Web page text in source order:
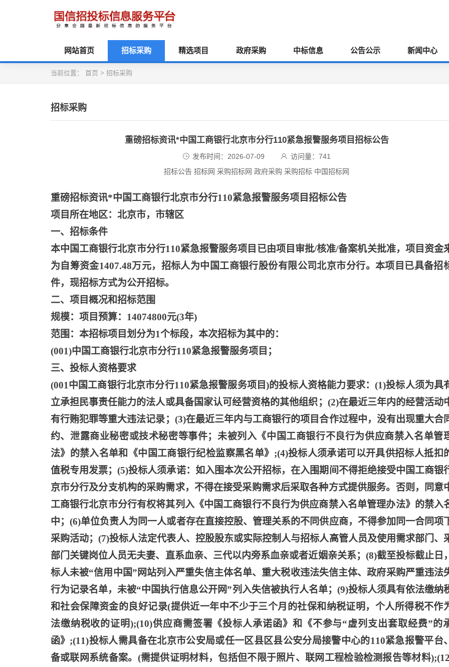
网站首页 招标采购 精选项目 政府采购 中标信息 公告公示 新闻中心
当前位置： 首页 > 招标采购
招标采购
重磅招标资讯*中国工商银行北京市分行110紧急报警服务项目招标公告
发布时间：2026-07-09 访问量：741
招标公告 招标网 采购招标网 政府采购 采购招标 中国招标网
重磅招标资讯*中国工商银行北京市分行110紧急报警服务项目招标公告
项目所在地区：北京市，市辖区
一、招标条件
本中国工商银行北京市分行110紧急报警服务项目已由项目审批/核准/备案机关批准，项目资金
为自筹资金1407.48万元，招标人为中国工商银行股份有限公司北京市分行。本项目已具备招
件，现招标方式为公开招标。
二、项目概况和招标范围
规模：项目预算： 14074800元(3年)
范围：本招标项目划分为1个标段，本次招标为其中的：
(001)中国工商银行北京市分行110紧急报警服务项目；
三、投标人资格要求
(001中国工商银行北京市分行110紧急报警服务项目)的投标人资格能力要求：(1)投标人须为具
立承担民事责任能力的法人或具备国家认可经营资格的其他组织；(2)在最近三年内的经营活动
有行贿犯罪等重大违法记录；(3)在最近三年内与工商银行的项目合作过程中，没有出现重大合
约、泄露商业秘密或技术秘密等事件；未被列入《中国工商银行不良行为供应商禁入名单管
法》的禁入名单和《中国工商银行纪检监察黑名单》;(4)投标人须承诺可以开具供招标人抵扣
值税专用发票；(5)投标人须承诺：如入围本次公开招标，在入围期间不得拒绝接受中国工商银
京市分行及分支机构的采购需求，不得在接受采购需求后采取各种方式提供服务。否则，同意
工商银行北京市分行有权将其列入《中国工商银行不良行为供应商禁入名单管理办法》的禁入
中；(6)单位负责人为同一人或者存在直接控股、管理关系的不同供应商，不得参加同一合同项
采购活动；(7)投标人法定代表人、控股股东或实际控制人与招标人高管人员及使用需求部门、
部门关键岗位人员无夫妻、直系血亲、三代以内旁系血亲或者近姻亲关系；(8)截至投标截止日
标人未被“信用中国”网站列入严重失信主体名单、重大税收违法失信主体、政府采购严重违法
行为记录名单，未被“中国执行信息公开网”列入失信被执行人名单；(9)投标人须具有依法缴纳
和社会保障资金的良好记录(提供近一年中不少于三个月的社保和纳税证明，个人所得税不作
法缴纳税收的证明);(10)供应商需签署《投标人承诺函》和《不参与“虚列支出套取经费”的
函》;(11)投标人需具备在北京市公安局或任一区县区县公安分局接警中心的110紧急报警平台
备或联网系统备案。(需提供证明材料，包括但不限于照片、联网工程检验检测报告等材料